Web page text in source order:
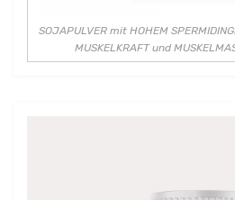
SOJAPULVER mit HOHEM
MUSKELKRAFT und